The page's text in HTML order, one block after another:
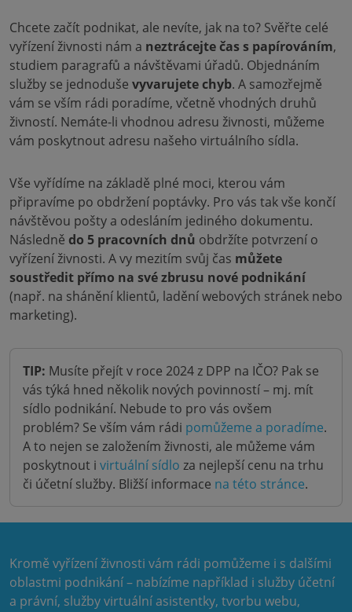
Chcete začít podnikat, ale nevíte, jak na to? Svěřte celé
vyřízení živnosti nám a neztrácejte čas s papírováním,
studiem paragrafů a návštěvami úřadů. Objednáním
služby se jednoduše vyvarujete chyb. A samozřejmě
vám se vším rádi poradíme, včetně vhodných druhů
živností. Nemáte-li vhodnou adresu živnosti, můžeme
vám poskytnout adresu našeho virtuálního sídla.
Vše vyřídíme na základě plné moci, kterou vám
připravíme po obdržení poptávky. Pro vás tak vše končí
návštěvou pošty a odesláním jediného dokumentu.
Následně do 5 pracovních dnů obdržíte potvrzení o
vyřízení živnosti. A vy mezitím svůj čas můžete
soustředit přímo na své zbrusu nové podnikání
(např. na shánění klientů, ladění webových stránek nebo
marketing).
TIP: Musíte přejít v roce 2024 z DPP na IČO? Pak se
vás týká hned několik nových povinností – mj. mít
sídlo podnikání. Nebude to pro vás ovšem
problém? Se vším vám rádi pomůžeme a poradíme.
A to nejen se založením živnosti, ale můžeme vám
poskytnout i virtuální sídlo za nejlepší cenu na trhu
či účetní služby. Bližší informace na této stránce.
Kromě vyřízení živnosti vám rádi pomůžeme i s dalšími
oblastmi podnikání – nabízíme například i služby účetní
a právní, služby virtuální asistentky, tvorbu webu,